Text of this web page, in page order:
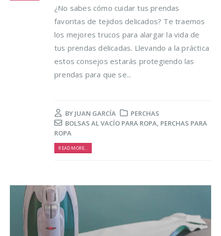
¿No sabes cómo cuidar tus prendas
favoritas de tejidos delicados? Te traemos
los mejores trucos para alargar la vida de
tus prendas delicadas. Llevando a la práctica
estos consejos estarás protegiendo las
prendas para que se...
BY JUAN GARCÍA
PERCHAS
BOLSAS AL VACÍO PARA ROPA, PERCHAS PARA
ROPA
READ MORE...
delicadas
5 razones de peso por
alimentarios y
al mismo tiempo
cosas que puedes
hacer para lograrlo